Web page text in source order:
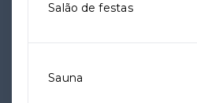
Salão de festas
Sauna